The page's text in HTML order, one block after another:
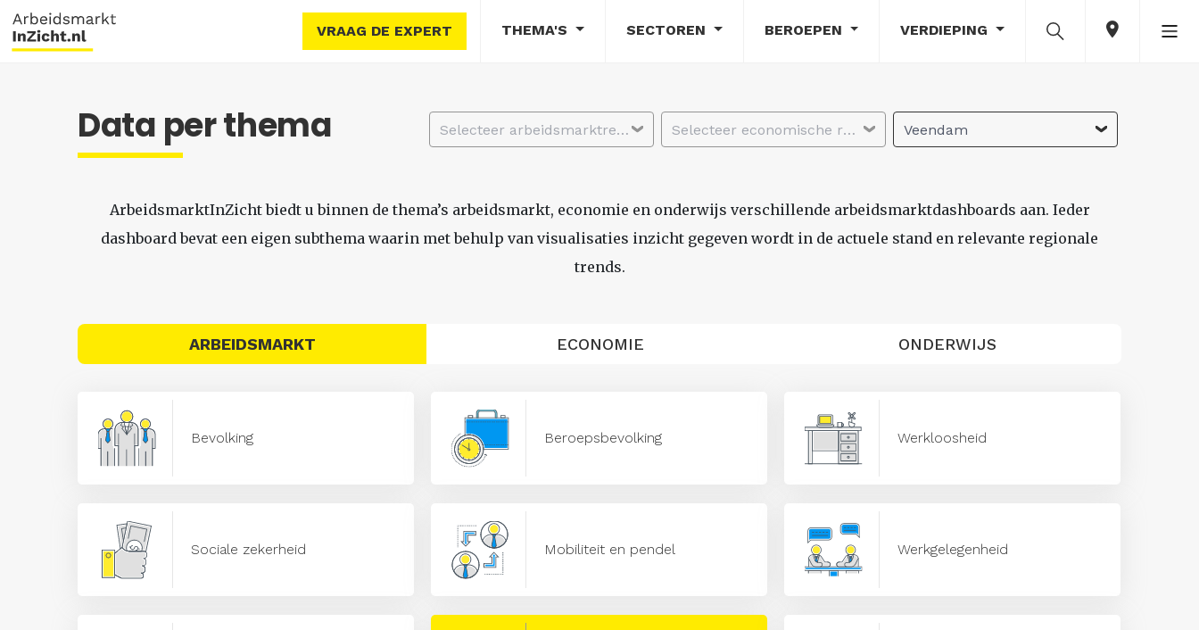
VRAAG DE EXPERT THEMA'S SECTOREN BEROEPEN VERDIEPING
Data per thema Selecteer arbeidsmarktregio Selecteer economische regio Veendam
ArbeidsmarktInZicht biedt u binnen de thema’s arbeidsmarkt, economie en onderwijs verschillende arbeidsmarktdashboards aan. Ieder
dashboard bevat een eigen subthema waarin met behulp van visualisaties inzicht gegeven wordt in de actuele stand en relevante regionale
trends.
ARBEIDSMARKT ECONOMIE ONDERWIJS
Bevolking Beroepsbevolking Werkloosheid
Sociale zekerheid Mobiliteit en pendel Werkgelegenheid